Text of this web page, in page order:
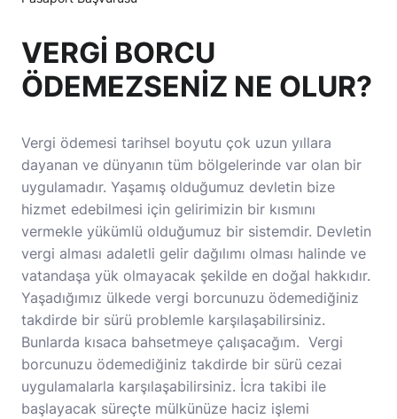
VERGİ BORCU
ÖDEMEZSENİZ NE OLUR?
Vergi ödemesi tarihsel boyutu çok uzun yıllara
dayanan ve dünyanın tüm bölgelerinde var olan bir
uygulamadır. Yaşamış olduğumuz devletin bize
hizmet edebilmesi için gelirimizin bir kısmını
vermekle yükümlü olduğumuz bir sistemdir. Devletin
vergi alması adaletli gelir dağılımı olması halinde ve
vatandaşa yük olmayacak şekilde en doğal hakkıdır.
Yaşadığımız ülkede vergi borcunuzu ödemediğiniz
takdirde bir sürü problemle karşılaşabilirsiniz.
Bunlarda kısaca bahsetmeye çalışacağım. Vergi
borcunuzu ödemediğiniz takdirde bir sürü cezai
uygulamalarla karşılaşabilirsiniz. İcra takibi ile
başlayacak süreçte mülkünüze haciz işlemi